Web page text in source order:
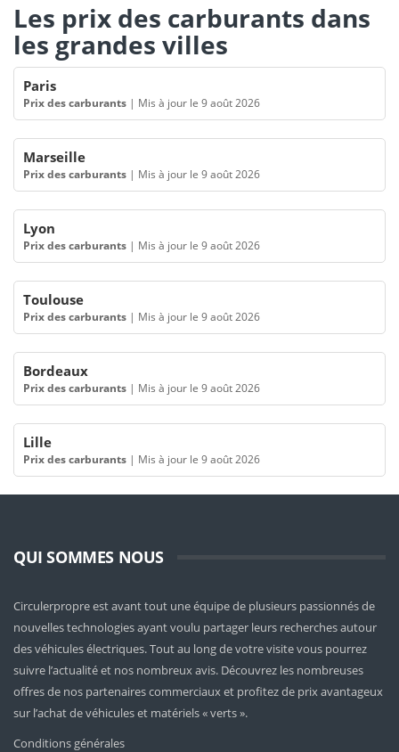
Les prix des carburants dans
les grandes villes
Paris
Prix des carburants | Mis à jour le 9 août 2026
Marseille
Prix des carburants | Mis à jour le 9 août 2026
Lyon
Prix des carburants | Mis à jour le 9 août 2026
Toulouse
Prix des carburants | Mis à jour le 9 août 2026
Bordeaux
Prix des carburants | Mis à jour le 9 août 2026
Lille
Prix des carburants | Mis à jour le 9 août 2026
QUI SOMMES NOUS
Circulerpropre est avant tout une équipe de plusieurs passionnés de
nouvelles technologies ayant voulu partager leurs recherches autour
des véhicules électriques. Tout au long de votre visite vous pourrez
suivre l’actualité et nos nombreux avis. Découvrez les nombreuses
offres de nos partenaires commerciaux et profitez de prix avantageux
sur l’achat de véhicules et matériels « verts ».
Conditions générales